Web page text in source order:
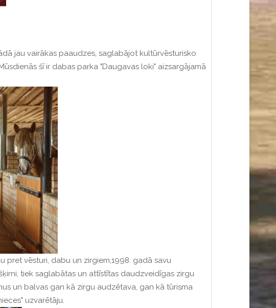
jau vairākas paaudzes, saglabājot kultūrvēsturisko
šī ir dabas parka "Daugavas loki" aizsargājamā
pret vēsturi, dabu un zirgiem,1998. gadā savu
tiek saglabātas un attīstītas daudzveidīgas zirgu
un balvas gan kā zirgu audzētava, gan kā tūrisma
uzvarētāju.